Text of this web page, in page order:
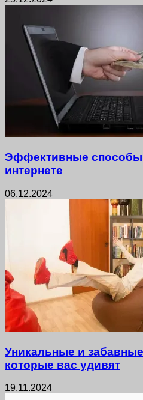
Эффективные способы
интернете
06.12.2024
Уникальные и
которые вас удивят
19.11.2024